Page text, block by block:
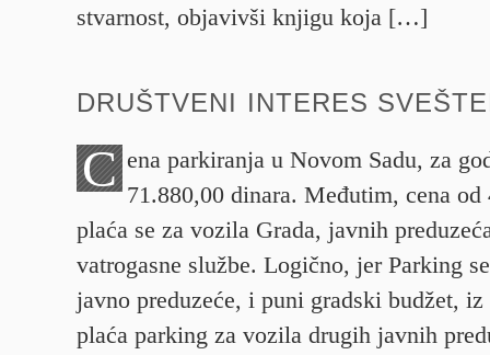
stvarnost, objavivši knjigu koja […]
DRUŠTVENI INTERES
C ena parkiranja u Novom Sadu, za
71.880,00 dinara. Međutim, cena od
plaća se za vozila Grada, javnih
vatrogasne službe. Logično, jer Parking
javno preduzeće, i puni gradski budžet, iz
plaća parking za vozila drugih javnih